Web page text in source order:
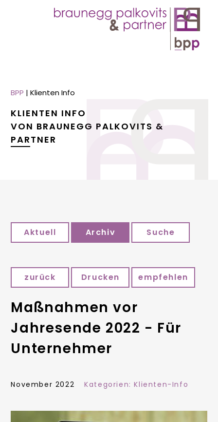
BPP |Klienten Info
KLIENTEN INFO
VON BRAUNEGG PALKOVITS &
PARTNER
Aktuell Archiv Suche
zurück Drucken empfehlen
Maßnahmen vor
Jahresende 2022 - Für
Unternehmer
November 2022 Kategorien:Klienten-Info